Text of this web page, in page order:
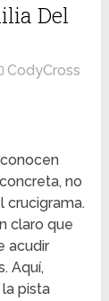
Del
CodyCross
no
crucigrama.
claro que
acudir
Aquí,
pista